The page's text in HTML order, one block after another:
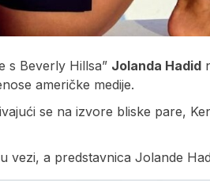
s Beverly Hillsa” Jolanda Hadid
američke medije.
se na izvore bliske pare,
vezi, a predstavnica Jolande